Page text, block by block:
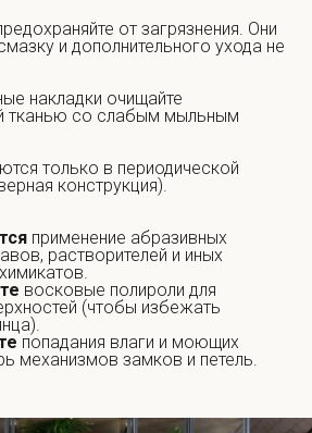
от загрязнения. Они
и дополнительного ухода не
накладки очищайте
тканью со слабым мыльным
только в периодической
конструкция).
применение абразивных
растворителей и иных
восковые полироли для
(чтобы избежать
попадания влаги и моющих
механизмов замков и петель.